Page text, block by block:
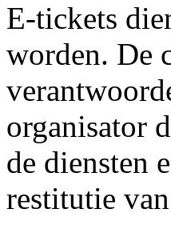
E-tickets
worden. De
organisator
de diensten
restitutie